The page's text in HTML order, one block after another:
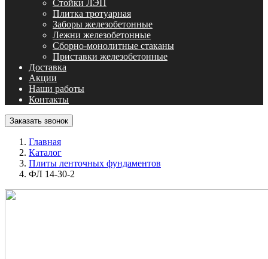
Стойки ЛЭП
Плитка тротуарная
Заборы железобетонные
Лежни железобетонные
Сборно-монолитные стаканы
Приставки железобетонные
Доставка
Акции
Наши работы
Контакты
Заказать звонок
Главная
Каталог
Плиты ленточных фундаментов
ФЛ 14-30-2